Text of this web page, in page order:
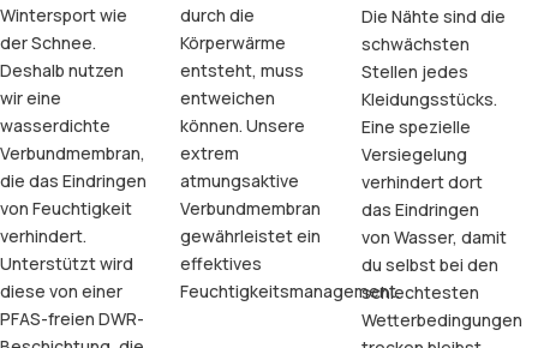
Wintersport wie
der Schnee.
Deshalb nutzen
wir eine
wasserdichte
Verbundmembran,
die das Eindringen
von Feuchtigkeit
verhindert.
Unterstützt wird
diese von einer
PFAS-freien DWR-
durch die
Körperwärme
entsteht, muss
entweichen
können. Unsere
extrem
atmungsaktive
Verbundmembran
gewährleistet ein
effektives
Feuchtigkeitsmanagement.
Die Nähte sind die
schwächsten
Stellen jedes
Kleidungsstücks.
Eine spezielle
Versiegelung
verhindert dort
das Eindringen
von Wasser, damit
du selbst bei den
schlechtesten
Wetterbedingungen